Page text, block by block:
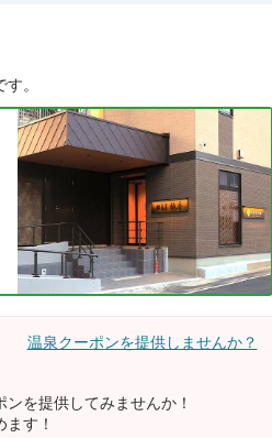
。
温泉クーポンを提供しませんか？
を提供してみませんか！
す！